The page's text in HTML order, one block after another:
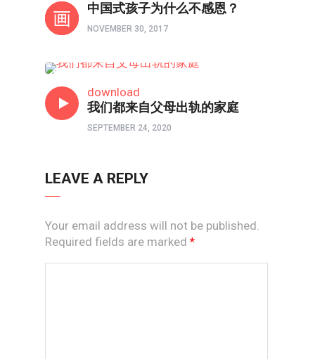
中国式孩子为什么不感恩？
NOVEMBER 30, 2017
download
我们都来自父母出轨的家庭
SEPTEMBER 24, 2020
LEAVE A REPLY
Your email address will not be published.
Required fields are marked *